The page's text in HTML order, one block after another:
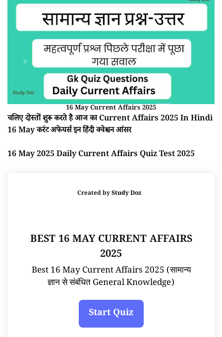
16 May Current Affairs 2025
चलिए दोस्तों शुरू करते है आज का Current Affairs 2025 In Hindi
16 May करंट अफेयर्स इन हिंदी क्वेश्चन आंसर
16 May 2025 Daily Current Affairs Quiz Test 2025
Created byStudy Doz
BEST 16 MAY CURRENT AFFAIRS
2025
Best 16 May Current Affairs 2025 (सामान्य
ज्ञान से संबंधित General Knowledge)